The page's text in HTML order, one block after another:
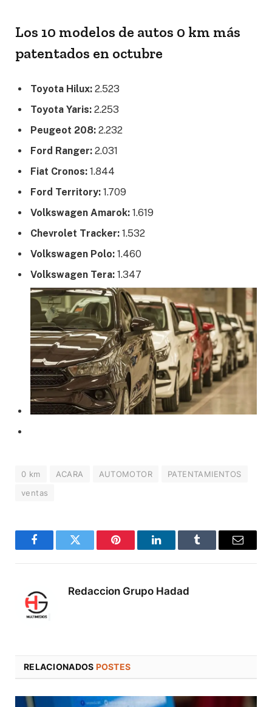
Los 10 modelos de autos 0 km más
patentados en octubre
Toyota Hilux: 2.523
Toyota Yaris: 2.253
Peugeot 208: 2.232
Ford Ranger: 2.031
Fiat Cronos: 1.844
Ford Territory: 1.709
Volkswagen Amarok: 1.619
Chevrolet Tracker: 1.532
Volkswagen Polo: 1.460
Volkswagen Tera: 1.347
0 km ACARA AUTOMOTOR
PATENTAMIENTOS
ventas
FacebookTwitter Pinterest LinkedInTumblr
Correo
Redaccion Grupo Hadad
RELACIONADOS POSTES